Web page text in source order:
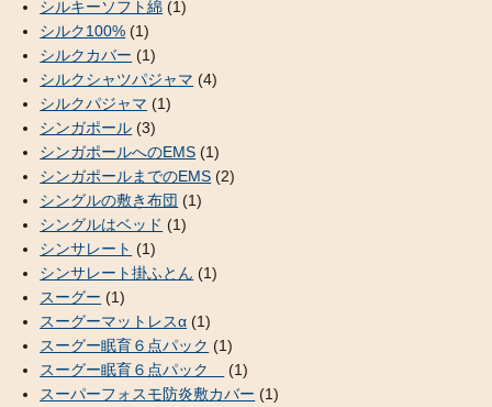
シルキーソフト綿 (1)
シルク100% (1)
シルクカバー (1)
シルクシャツパジャマ (4)
シルクパジャマ (1)
シンガポール (3)
シンガポールへのEMS (1)
シンガポールまでのEMS (2)
シングルの敷き布団 (1)
シングルはベッド (1)
シンサレート (1)
シンサレート掛ふとん (1)
スーグー (1)
スーグーマットレスα (1)
スーグー眠育６点パック (1)
スーグー眠育６点パック
(1)
スーパーフォスモ防炎敷カバー (1)